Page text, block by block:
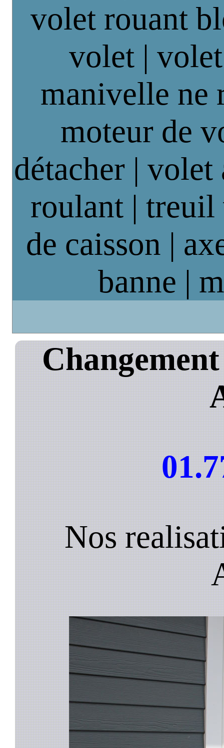
volet rouant
volet |
manivelle ne
moteur de
détacher | volet
roulant |
de caisson |
banne |
Nos